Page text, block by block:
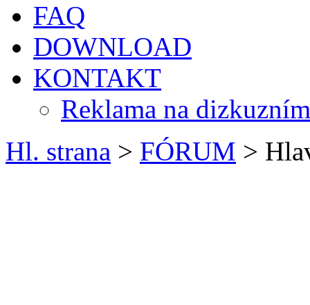
FAQ
DOWNLOAD
KONTAKT
Reklama na
Hl. strana > FÓRUM >